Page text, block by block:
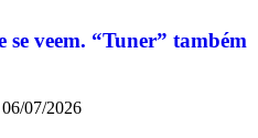
se veem. “Tuner” também
06/07/2026